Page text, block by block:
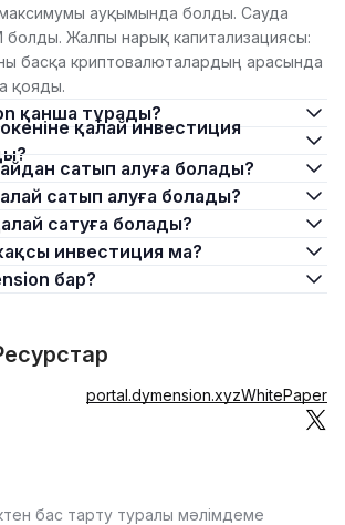
ауқымында болды. Сауда
болды. Жалпы нарық капитализациясы:
басқа криптовалюталардың арасында
қояды.
қанша тұрады?
сатып алуға болады?
сатып алуға болады?
сатуға болады?
жақсы инвестиция ма?
бар?
portal.dymension.xyzWhitePaper
бас тарту туралы мәлімдеме